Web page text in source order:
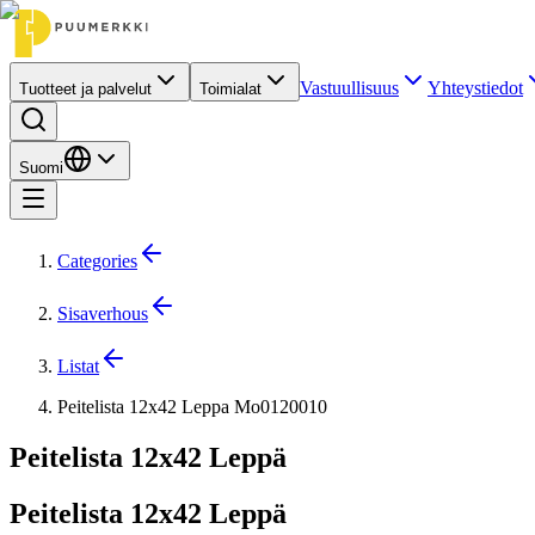
Tuotteet ja palvelut Toimialat Vastuullisuus Yhteystiedot
Suomi
Categories
Sisaverhous
Listat
Peitelista 12x42 Leppa Mo0120010
Peitelista 12x42 Leppä
Peitelista 12x42 Leppä